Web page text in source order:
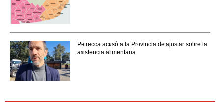
Petrecca acusó a la Provincia de ajustar sobre la
asistencia alimentaria